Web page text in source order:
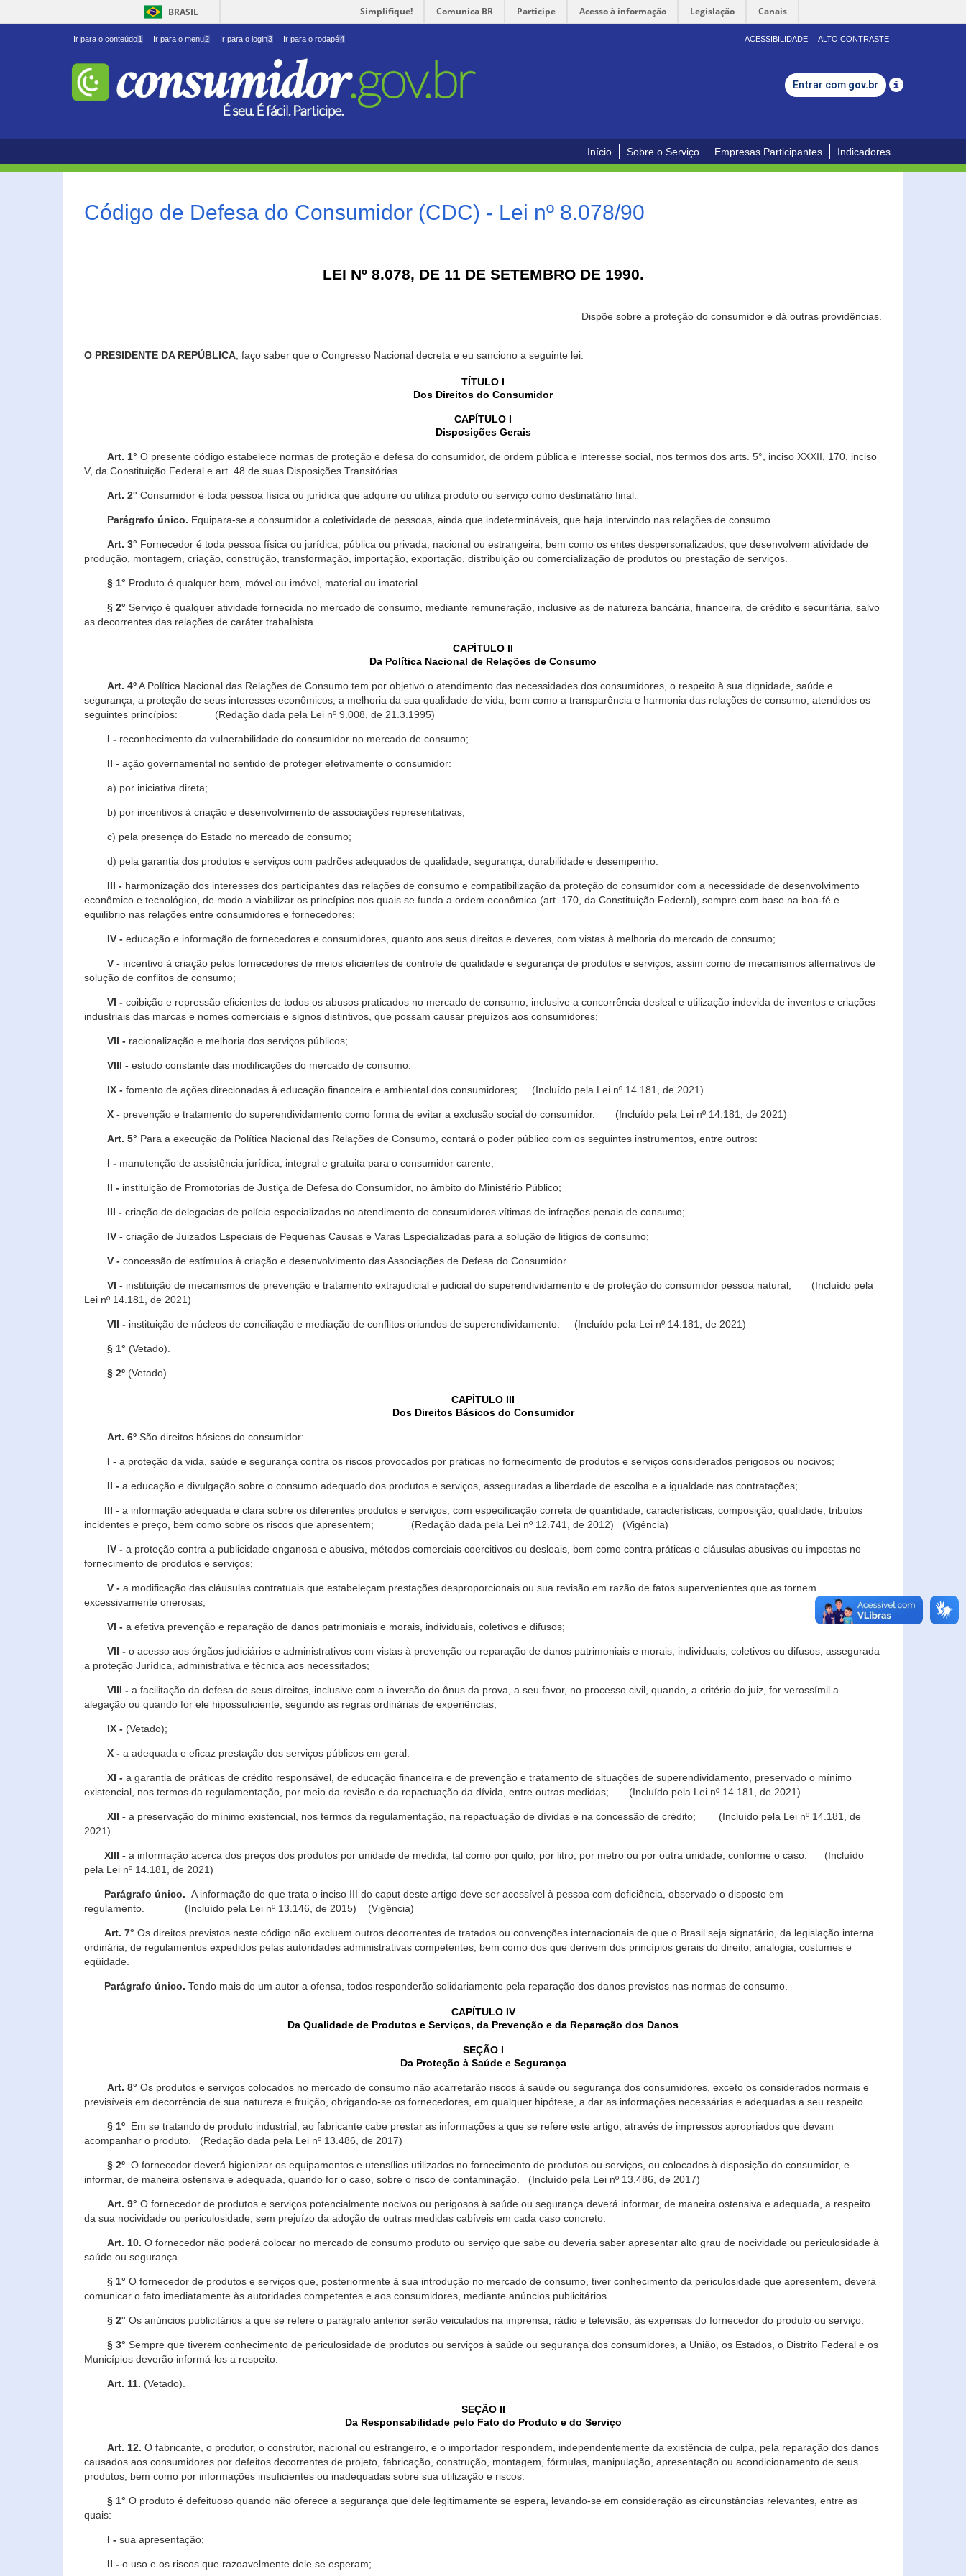
BRASIL Simplifique! Comunica BR Participe Acesso à informação Legislação Canais
Ir para o conteúdo1 Ir para o menu2 Ir para o login3 Ir para o rodapé4 ACESSIBILIDADE ALTO CONTRASTE
Entrar com gov.br
Início Sobre o Serviço Empresas Participantes Indicadores
Código de Defesa do Consumidor (CDC) - Lei nº 8.078/90
LEI Nº 8.078, DE 11 DE SETEMBRO DE 1990.
Dispõe sobre a proteção do consumidor e dá outras providências.
O PRESIDENTE DA REPÚBLICA, faço saber que o Congresso Nacional decreta e eu sanciono a seguinte lei:
TÍTULO I
Dos Direitos do Consumidor
CAPÍTULO I
Disposições Gerais
Art. 1° O presente código estabelece normas de proteção e defesa do consumidor, de ordem pública e interesse social, nos termos dos arts. 5°, inciso XXXII, 170, inciso
V, da Constituição Federal e art. 48 de suas Disposições Transitórias.
Art. 2° Consumidor é toda pessoa física ou jurídica que adquire ou utiliza produto ou serviço como destinatário final.
Parágrafo único. Equipara-se a consumidor a coletividade de pessoas, ainda que indetermináveis, que haja intervindo nas relações de consumo.
Art. 3° Fornecedor é toda pessoa física ou jurídica, pública ou privada, nacional ou estrangeira, bem como os entes despersonalizados, que desenvolvem atividade de
produção, montagem, criação, construção, transformação, importação, exportação, distribuição ou comercialização de produtos ou prestação de serviços.
§ 1° Produto é qualquer bem, móvel ou imóvel, material ou imaterial.
§ 2° Serviço é qualquer atividade fornecida no mercado de consumo, mediante remuneração, inclusive as de natureza bancária, financeira, de crédito e securitária, salvo
as decorrentes das relações de caráter trabalhista.
CAPÍTULO II
Da Política Nacional de Relações de Consumo
Art. 4ºA Política Nacional das Relações de Consumo tem por objetivo o atendimento das necessidades dos consumidores, o respeito à sua dignidade, saúde e
segurança, a proteção de seus interesses econômicos, a melhoria da sua qualidade de vida, bem como a transparência e harmonia das relações de consumo, atendidos os
seguintes princípios: (Redação dada pela Lei nº 9.008, de 21.3.1995)
I - reconhecimento da vulnerabilidade do consumidor no mercado de consumo;
II - ação governamental no sentido de proteger efetivamente o consumidor:
a) por iniciativa direta;
b) por incentivos à criação e desenvolvimento de associações representativas;
c) pela presença do Estado no mercado de consumo;
d) pela garantia dos produtos e serviços com padrões adequados de qualidade, segurança, durabilidade e desempenho.
III - harmonização dos interesses dos participantes das relações de consumo e compatibilização da proteção do consumidor com a necessidade de desenvolvimento
econômico e tecnológico, de modo a viabilizar os princípios nos quais se funda a ordem econômica (art. 170, da Constituição Federal), sempre com base na boa-fé e
equilíbrio nas relações entre consumidores e fornecedores;
IV - educação e informação de fornecedores e consumidores, quanto aos seus direitos e deveres, com vistas à melhoria do mercado de consumo;
V - incentivo à criação pelos fornecedores de meios eficientes de controle de qualidade e segurança de produtos e serviços, assim como de mecanismos alternativos de
solução de conflitos de consumo;
VI - coibição e repressão eficientes de todos os abusos praticados no mercado de consumo, inclusive a concorrência desleal e utilização indevida de inventos e criações
industriais das marcas e nomes comerciais e signos distintivos, que possam causar prejuízos aos consumidores;
VII - racionalização e melhoria dos serviços públicos;
VIII - estudo constante das modificações do mercado de consumo.
IX - fomento de ações direcionadas à educação financeira e ambiental dos consumidores; (Incluído pela Lei nº 14.181, de 2021)
X - prevenção e tratamento do superendividamento como forma de evitar a exclusão social do consumidor. (Incluído pela Lei nº 14.181, de 2021)
Art. 5° Para a execução da Política Nacional das Relações de Consumo, contará o poder público com os seguintes instrumentos, entre outros:
I - manutenção de assistência jurídica, integral e gratuita para o consumidor carente;
II - instituição de Promotorias de Justiça de Defesa do Consumidor, no âmbito do Ministério Público;
III - criação de delegacias de polícia especializadas no atendimento de consumidores vítimas de infrações penais de consumo;
IV - criação de Juizados Especiais de Pequenas Causas e Varas Especializadas para a solução de litígios de consumo;
V - concessão de estímulos à criação e desenvolvimento das Associações de Defesa do Consumidor.
VI - instituição de mecanismos de prevenção e tratamento extrajudicial e judicial do superendividamento e de proteção do consumidor pessoa natural; (Incluído pela
Lei nº 14.181, de 2021)
VII - instituição de núcleos de conciliação e mediação de conflitos oriundos de superendividamento. (Incluído pela Lei nº 14.181, de 2021)
§ 1° (Vetado).
§ 2º (Vetado).
CAPÍTULO III
Dos Direitos Básicos do Consumidor
Art. 6º São direitos básicos do consumidor:
I - a proteção da vida, saúde e segurança contra os riscos provocados por práticas no fornecimento de produtos e serviços considerados perigosos ou nocivos;
II - a educação e divulgação sobre o consumo adequado dos produtos e serviços, asseguradas a liberdade de escolha e a igualdade nas contratações;
III - a informação adequada e clara sobre os diferentes produtos e serviços, com especificação correta de quantidade, características, composição, qualidade, tributos
incidentes e preço, bem como sobre os riscos que apresentem; (Redação dada pela Lei nº 12.741, de 2012) (Vigência)
IV - a proteção contra a publicidade enganosa e abusiva, métodos comerciais coercitivos ou desleais, bem como contra práticas e cláusulas abusivas ou impostas no
fornecimento de produtos e serviços;
V - a modificação das cláusulas contratuais que estabeleçam prestações desproporcionais ou sua revisão em razão de fatos supervenientes que as tornem
excessivamente onerosas;
VI - a efetiva prevenção e reparação de danos patrimoniais e morais, individuais, coletivos e difusos;
VII - o acesso aos órgãos judiciários e administrativos com vistas à prevenção ou reparação de danos patrimoniais e morais, individuais, coletivos ou difusos, assegurada
a proteção Jurídica, administrativa e técnica aos necessitados;
VIII - a facilitação da defesa de seus direitos, inclusive com a inversão do ônus da prova, a seu favor, no processo civil, quando, a critério do juiz, for verossímil a
alegação ou quando for ele hipossuficiente, segundo as regras ordinárias de experiências;
IX - (Vetado);
X - a adequada e eficaz prestação dos serviços públicos em geral.
XI - a garantia de práticas de crédito responsável, de educação financeira e de prevenção e tratamento de situações de superendividamento, preservado o mínimo
existencial, nos termos da regulamentação, por meio da revisão e da repactuação da dívida, entre outras medidas; (Incluído pela Lei nº 14.181, de 2021)
XII - a preservação do mínimo existencial, nos termos da regulamentação, na repactuação de dívidas e na concessão de crédito; (Incluído pela Lei nº 14.181, de
2021)
XIII - a informação acerca dos preços dos produtos por unidade de medida, tal como por quilo, por litro, por metro ou por outra unidade, conforme o caso. (Incluído
pela Lei nº 14.181, de 2021)
Parágrafo único. A informação de que trata o inciso III do caput deste artigo deve ser acessível à pessoa com deficiência, observado o disposto em
regulamento. (Incluído pela Lei nº 13.146, de 2015) (Vigência)
Art. 7° Os direitos previstos neste código não excluem outros decorrentes de tratados ou convenções internacionais de que o Brasil seja signatário, da legislação interna
ordinária, de regulamentos expedidos pelas autoridades administrativas competentes, bem como dos que derivem dos princípios gerais do direito, analogia, costumes e
eqüidade.
Parágrafo único. Tendo mais de um autor a ofensa, todos responderão solidariamente pela reparação dos danos previstos nas normas de consumo.
CAPÍTULO IV
Da Qualidade de Produtos e Serviços, da Prevenção e da Reparação dos Danos
SEÇÃO I
Da Proteção à Saúde e Segurança
Art. 8° Os produtos e serviços colocados no mercado de consumo não acarretarão riscos à saúde ou segurança dos consumidores, exceto os considerados normais e
previsíveis em decorrência de sua natureza e fruição, obrigando-se os fornecedores, em qualquer hipótese, a dar as informações necessárias e adequadas a seu respeito.
§ 1º Em se tratando de produto industrial, ao fabricante cabe prestar as informações a que se refere este artigo, através de impressos apropriados que devam
acompanhar o produto. (Redação dada pela Lei nº 13.486, de 2017)
§ 2º O fornecedor deverá higienizar os equipamentos e utensílios utilizados no fornecimento de produtos ou serviços, ou colocados à disposição do consumidor, e
informar, de maneira ostensiva e adequada, quando for o caso, sobre o risco de contaminação. (Incluído pela Lei nº 13.486, de 2017)
Art. 9° O fornecedor de produtos e serviços potencialmente nocivos ou perigosos à saúde ou segurança deverá informar, de maneira ostensiva e adequada, a respeito
da sua nocividade ou periculosidade, sem prejuízo da adoção de outras medidas cabíveis em cada caso concreto.
Art. 10. O fornecedor não poderá colocar no mercado de consumo produto ou serviço que sabe ou deveria saber apresentar alto grau de nocividade ou periculosidade à
saúde ou segurança.
§ 1° O fornecedor de produtos e serviços que, posteriormente à sua introdução no mercado de consumo, tiver conhecimento da periculosidade que apresentem, deverá
comunicar o fato imediatamente às autoridades competentes e aos consumidores, mediante anúncios publicitários.
§ 2° Os anúncios publicitários a que se refere o parágrafo anterior serão veiculados na imprensa, rádio e televisão, às expensas do fornecedor do produto ou serviço.
§ 3° Sempre que tiverem conhecimento de periculosidade de produtos ou serviços à saúde ou segurança dos consumidores, a União, os Estados, o Distrito Federal e os
Municípios deverão informá-los a respeito.
Art. 11. (Vetado).
SEÇÃO II
Da Responsabilidade pelo Fato do Produto e do Serviço
Art. 12. O fabricante, o produtor, o construtor, nacional ou estrangeiro, e o importador respondem, independentemente da existência de culpa, pela reparação dos danos
causados aos consumidores por defeitos decorrentes de projeto, fabricação, construção, montagem, fórmulas, manipulação, apresentação ou acondicionamento de seus
produtos, bem como por informações insuficientes ou inadequadas sobre sua utilização e riscos.
§ 1° O produto é defeituoso quando não oferece a segurança que dele legitimamente se espera, levando-se em consideração as circunstâncias relevantes, entre as
quais:
I - sua apresentação;
II - o uso e os riscos que razoavelmente dele se esperam;